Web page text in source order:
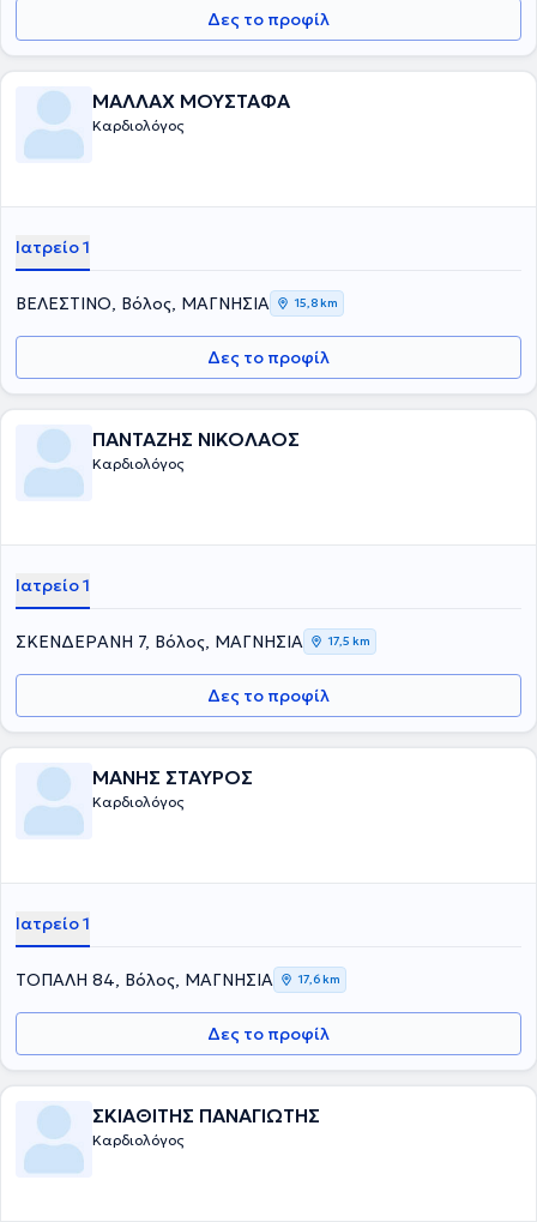
Δες το προφίλ
ΜΑΛΛΑΧ ΜΟΥΣΤΑΦΑ
Καρδιολόγος
Ιατρείο 1
ΒΕΛΕΣΤΙΝΟ, Βόλος, ΜΑΓΝΗΣΙΑ 15,8 km
Δες το προφίλ
ΠΑΝΤΑΖΗΣ ΝΙΚΟΛΑΟΣ
Καρδιολόγος
Ιατρείο 1
ΣΚΕΝΔΕΡΑΝΗ 7, Βόλος, ΜΑΓΝΗΣΙΑ 17,5 km
Δες το προφίλ
ΜΑΝΗΣ ΣΤΑΥΡΟΣ
Καρδιολόγος
Ιατρείο 1
ΤΟΠΑΛΗ 84, Βόλος, ΜΑΓΝΗΣΙΑ 17,6 km
Δες το προφίλ
ΣΚΙΑΘΙΤΗΣ ΠΑΝΑΓΙΩΤΗΣ
Καρδιολόγος